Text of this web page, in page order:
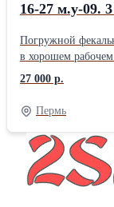
длина/ширина/
16-27 м.у-09.
Погружной
в хорошем
Гидромаш. Есть
отправить вам на
ЦМК 16-27 м-у,
сточных
удаления
фекальных масс
промышленных и
удаление сильно
27 000 р.
Пермь